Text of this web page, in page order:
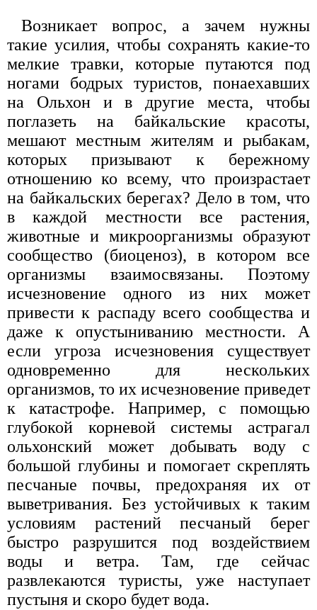
Возникает вопрос, а зачем нужны
такие усилия, чтобы сохранять какие-то
мелкие травки, которые путаются под
ногами бодрых туристов, понаехавших
на Ольхон и в другие места, чтобы
поглазеть на байкальские красоты,
мешают местным жителям и рыбакам,
которых призывают к бережному
отношению ко всему, что произрастает
на байкальских берегах? Дело в том, что
в каждой местности все растения,
животные и микроорганизмы образуют
сообщество (биоценоз), в котором все
организмы взаимосвязаны. Поэтому
исчезновение одного из них может
привести к распаду всего сообщества и
даже к опустыниванию местности. А
если угроза исчезновения существует
одновременно для нескольких
организмов, то их исчезновение приведет
к катастрофе. Например, с помощью
глубокой корневой системы астрагал
ольхонский может добывать воду с
большой глубины и помогает скреплять
песчаные почвы, предохраняя их от
выветривания. Без устойчивых к таким
условиям растений песчаный берег
быстро разрушится под воздействием
воды и ветра. Там, где сейчас
развлекаются туристы, уже наступает
пустыня и скоро будет вода.